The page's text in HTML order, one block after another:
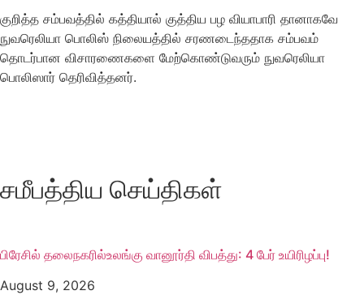
குறித்த சம்பவத்தில் கத்தியால் குத்திய பழ வியாபாரி தானாகவே
நுவரெலியா பொலிஸ் நிலையத்தில் சரணடைந்ததாக சம்பவம்
தொடர்பான விசாரணைகளை மேற்கொண்டுவரும் நுவரெலியா
பொலிஸார் தெரிவித்தனர்.
சமீபத்திய செய்திகள்
பிரேசில் தலைநகரில்உலங்கு வானூர்தி விபத்து: 4 பேர் உயிரிழப்பு!
August 9, 2026